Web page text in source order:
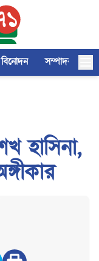
বিনোদন সম্পাদকীয়
হাসিনা,